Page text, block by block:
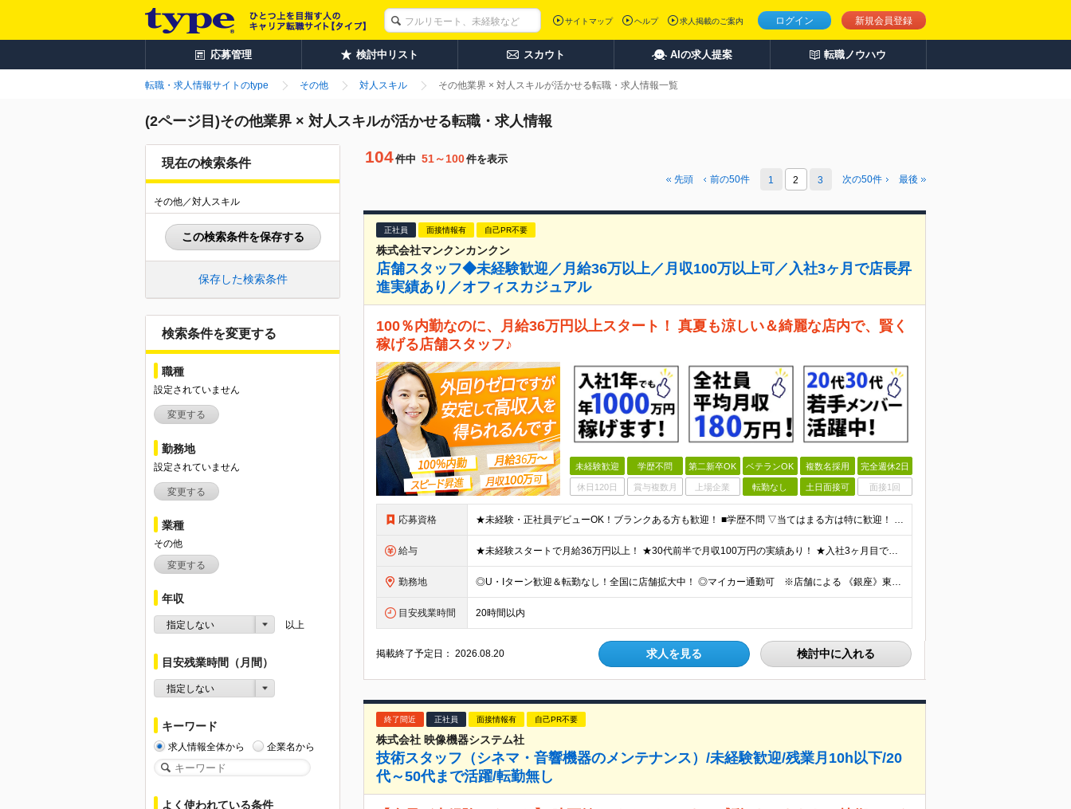
ログイン 新規会員登録
サイトマップ ヘルプ 求人掲載のご案内
応募管理 検討中リスト スカウト AIの求人提案 転職ノウハウ
転職・求人情報サイトのtype その他 対人スキル その他業界 × 対人スキルが活かせる転職・求人情報一覧
(2ページ目)その他業界 × 対人スキルが活かせる転職・求人情報
現在の検索条件
その他／対人スキル
この検索条件を保存する
保存した検索条件
検索条件を変更する
職種
設定されていません
変更する
勤務地
設定されていません
変更する
業種
その他
変更する
年収
指定しない 以上
目安残業時間（月間）
指定しない
キーワード
求人情報全体から 企業名から
よく使われている条件
104件中 51～100件を表示
先頭 前の50件 1 2 3 次の50件 最後
正社員 面接情報有 自己PR不要
株式会社マンクンカンクン
店舗スタッフ◆未経験歓迎／月給36万以上／月収100万以上可／入社3ヶ月で店長昇
進実績あり／オフィスカジュアル
100％内勤なのに、月給36万円以上スタート！ 真夏も涼しい＆綺麗な店内で、賢く
稼げる店舗スタッフ♪
未経験歓迎 学歴不問 第二新卒OK ベテランOK 複数名採用 完全週休2日
休日120日 賞与複数月 上場企業 転勤なし 土日面接可 面接1回
応募資格 ★未経験・正社員デビューOK！ブランクある方も歓迎！ ■学歴不問 ▽当てはまる方は特に歓迎！ ◎何かしらの営業経験をお持ちの方 ◎接客や販売職の経験をお持ちの方 ◎買取業界の経験をお持ちの方
給与 ★未経験スタートで月給36万円以上！ ★30代前半で月収100万円の実績あり！ ★入社3ヶ月目で店長へ昇進した実績あり！ ■月給36万円～／スタッフ ■月給45万円～（一律手当含む）＋インセンティブ／
勤務地 ◎U・Iターン歓迎＆転勤なし！全国に店舗拡大中！ ◎マイカー通勤可 ※店舗による 《銀座》東京都中央区銀座5-15-18 (変更の範囲)上記を除く当社関連勤務地 ☆営業所以外の地域（全国）からの応
目安残業時間 20時間以内
掲載終了予定日：2026.08.20 求人を見る 検討中に入れる
終了間近 正社員 面接情報有 自己PR不要
株式会社 映像機器システム社
技術スタッフ（シネマ・音響機器のメンテナンス）/未経験歓迎/残業月10h以下/20
代～50代まで活躍/転勤無し